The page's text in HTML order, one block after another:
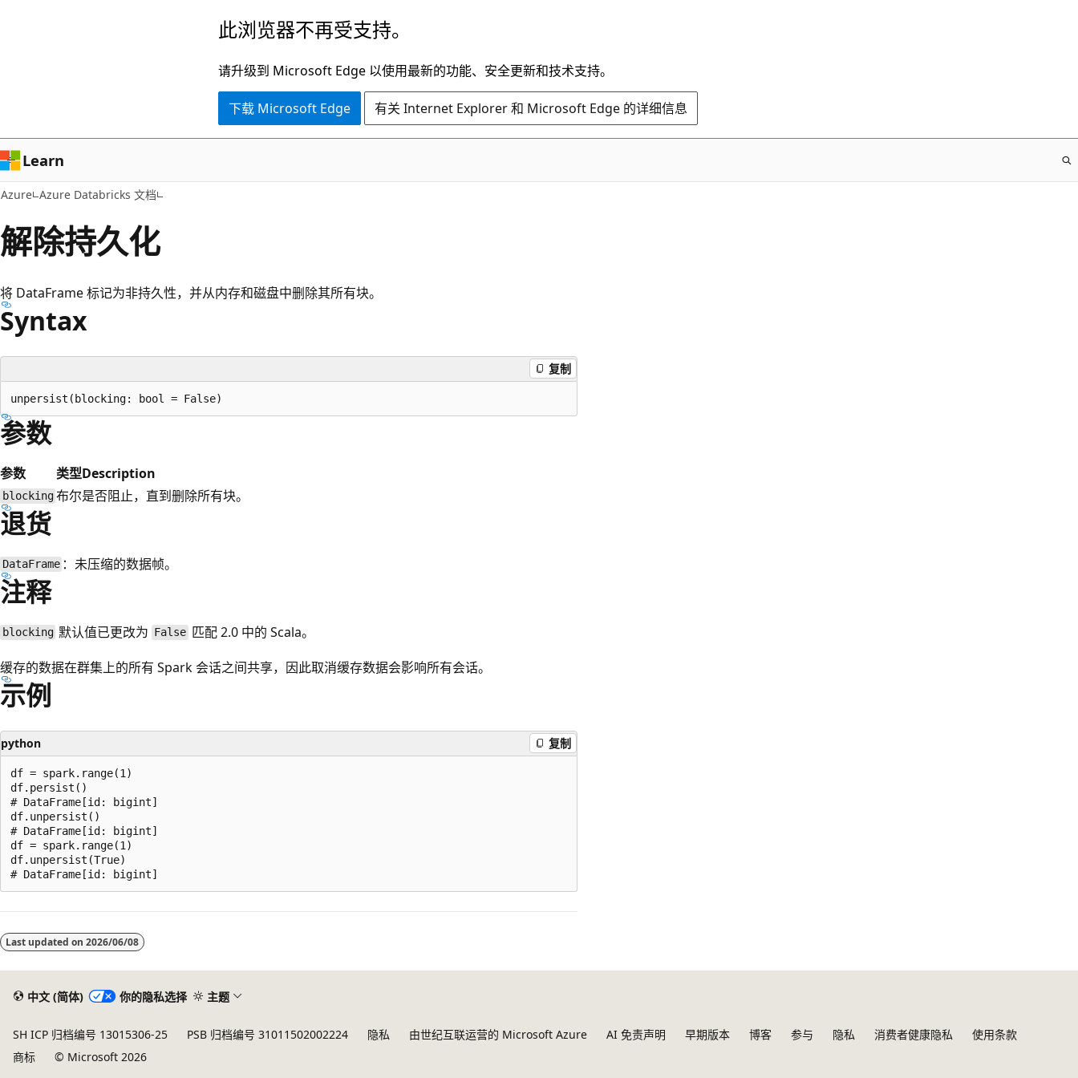
容
此浏览器不再受支持。
请升级到 Microsoft Edge 以使用最新的功能、安全更新和技术支持。
下载 Microsoft Edge 有关 Internet Explorer 和 Microsoft Edge 的详细信息
Learn
Azure Azure Databricks 文档
解除持久化
将 DataFrame 标记为非持久性，并从内存和磁盘中删除其所有块。
Syntax
复制
参数
参数 类型Description
blocking 布尔是否阻止，直到删除所有块。
退货
DataFrame ：未压缩的数据帧。
注释
blocking 默认值已更改为 False匹配 2.0 中的 Scala。
缓存的数据在群集上的所有 Spark 会话之间共享，因此取消缓存数据会影响所有会话。
示例
python 复制
df = spark.range(1)
df.persist()
# DataFrame[id: bigint]
df.unpersist()
# DataFrame[id: bigint]
df = spark.range(1)
df.unpersist(True)
模
式
Last updated on 2026/06/08
中文 (简体) 你的隐私选择 主题
SH ICP 归档编号 13015306-25 PSB 归档编号 31011502002224 隐私 由世纪互联运营的 Microsoft Azure AI 免责声明 早期版本 博客 参与 隐私 消费者健康隐私
使用条款
商标
© Microsoft 2026